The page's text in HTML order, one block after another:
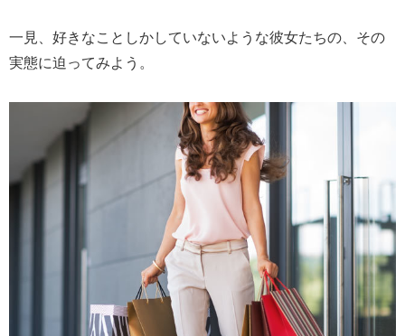
一見、好きなことしかしていないような彼女たちの、その
実態に迫ってみよう。